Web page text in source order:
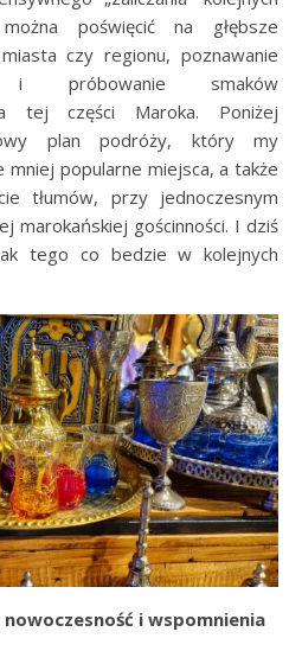
poświęcić na głębsze
czy regionu, poznawanie
i próbowanie smaków
tej części Maroka. Poniżej
plan podróży, który my
popularne miejsca, a także
tłumów, przy jednoczesnym
marokańskiej gościnności. I dziś
tego co bedzie w kolejnych
i wspomnienia